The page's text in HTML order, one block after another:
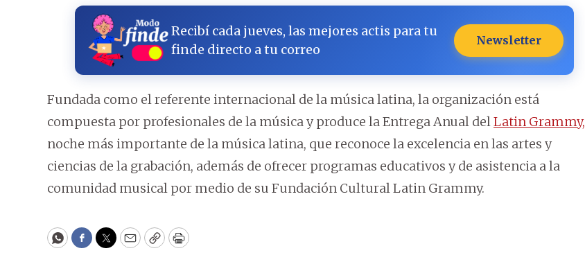
Recibí cada jueves, las mejores actis para tu
finde directo a tu correo
Newsletter
Fundada como el referente internacional de la música latina, la organización está
compuesta por profesionales de la música y produce la Entrega Anual delLatin Grammy,
noche más importante de la música latina, que reconoce la excelencia en las artes y
ciencias de la grabación, además de ofrecer programas educativos y de asistencia a la
comunidad musical por medio de su Fundación Cultural Latin Grammy.
WhatsApp
Facebook
Twitter
EmailCopyPrint